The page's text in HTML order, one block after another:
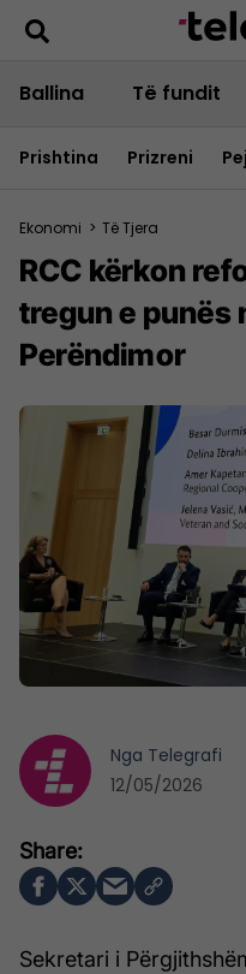
Ballina Të fundit
Prishtina Prizreni
Ekonomi > Të Tjera
RCC kërkon
tregun e punës
Perëndimor
Sekretari i
Nga Telegrafi
12/05/2026